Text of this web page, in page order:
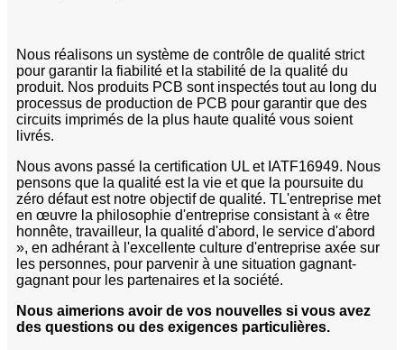
Nous réalisons un système de contrôle de qualité strict
pour garantir la fiabilité et la stabilité de la qualité du
produit. Nos produits PCB sont inspectés tout au long du
processus de production de PCB pour garantir que des
circuits imprimés de la plus haute qualité vous soient
livrés.
Nous avons passé la certification UL et IATF16949. Nous
pensons que la qualité est la vie et que la poursuite du
zéro défaut est notre objectif de qualité. TL'entreprise met
en œuvre la philosophie d'entreprise consistant à « être
honnête, travailleur, la qualité d'abord, le service d'abord
», en adhérant à l'excellente culture d'entreprise axée sur
les personnes, pour parvenir à une situation gagnant-
gagnant pour les partenaires et la société.
Nous aimerions avoir de vos nouvelles si vous avez
des questions ou des exigences particulières.